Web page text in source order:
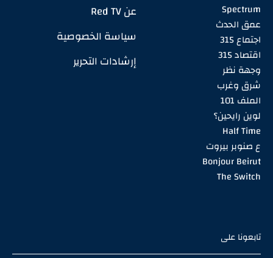
Spectrum
عمق الحدث
اجتماع 315
اقتصاد 315
وجهة نظر
شرق وغرب
الملف 101
لوين رايحين؟
Half Time
ع صنوبر بيروت
Bonjour Beirut
The Switch
عن Red TV
سياسة الخصوصية
إرشادات التحرير
تابعونا على